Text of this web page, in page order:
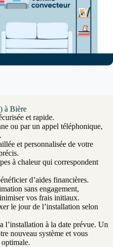
à Bière
et rapide.
ou par un appel téléphonique,
et personnalisée de votre
à chaleur qui correspondent
d’aides financières.
sans engagement,
vos frais initiaux.
le jour de l’installation selon
l’installation à la date prévue. Un
nouveau système et vous